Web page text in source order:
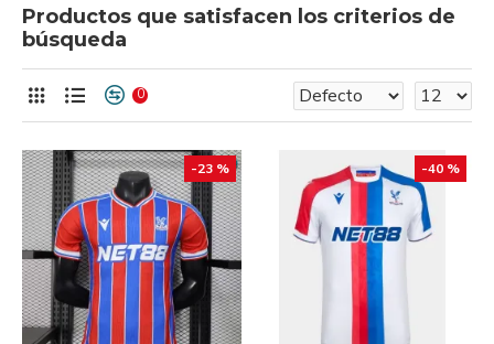
Productos que satisfacen los criterios de
búsqueda
0
-23 % -40 %